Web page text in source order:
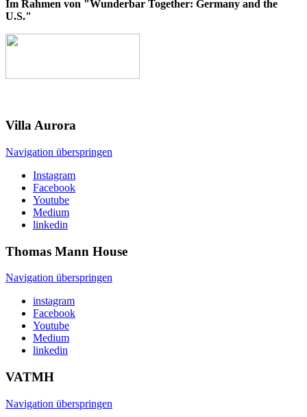
Im Rahmen von "Wunderbar Together: Germany and the
U.S."
Villa Aurora
Navigation überspringen
Instagram
Facebook
Youtube
Medium
linkedin
Thomas Mann House
Navigation überspringen
instagram
Facebook
Youtube
Medium
linkedin
VATMH
Navigation überspringen